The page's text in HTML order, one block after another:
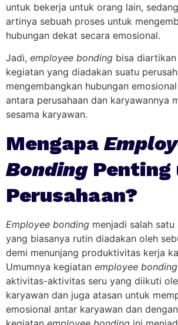
untuk bekerja untuk orang lain,
artinya sebuah proses untuk
hubungan dekat secara emosional.
Jadi, employee bonding bisa
kegiatan yang diadakan suatu
mengembangkan hubungan
antara perusahaan dan karyawannya
sesama karyawan.
Mengapa
BondingPenting
Perusahaan?
Employee bonding menjadi salah
yang biasanya rutin diadakan oleh
demi menunjang produktivitas kerja
Umumnya kegiatan employee bonding
aktivitas-aktivitas seru yang diikuti
karyawan dan juga atasan untuk
emosional antar karyawan dan